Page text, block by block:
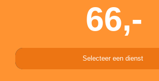
66,-
Selecteer een dienst